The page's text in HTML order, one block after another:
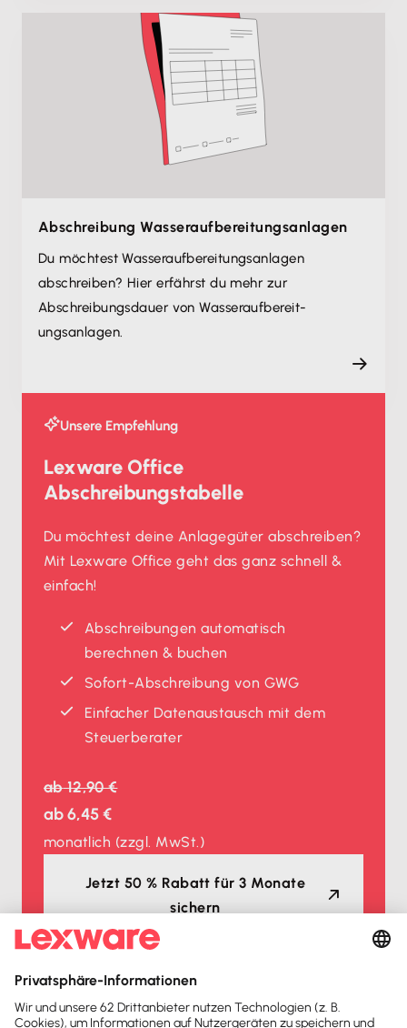
Abschreibung Wasseraufbereit­ungsanlagen
Du möchtest Wasseraufbereit­ungsanlagen
abschreiben? Hier erfährst du mehr zur
Abschreibungsdauer von Wasseraufbereit­
ungsanlagen.
Unsere Empfehlung
Lexware Office
Abschreibungstabelle
Du möchtest deine Anlagegüter abschreiben?
Mit Lexware Office geht das ganz schnell &
einfach!
Abschreibungen automatisch
berechnen & buchen
Sofort-Abschreibung von GWG
Einfacher Datenaustausch mit dem
Steuerberater
ab12,90 €
ab6,45 €
monatlich (zzgl. MwSt.)
Jetzt 50 % Rabatt für 3 Monate
sichern
Lexware Office ist mehrfacher